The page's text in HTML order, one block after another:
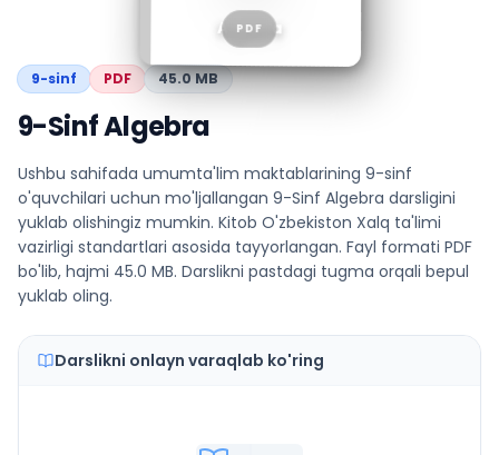
Algebra
PDF
9-sinf PDF 45.0 MB
9-Sinf Algebra
Ushbu sahifada umumta'lim maktablarining 9-sinf
o'quvchilari uchun mo'ljallangan 9-Sinf Algebra darsligini
yuklab olishingiz mumkin. Kitob O'zbekiston Xalq ta'limi
vazirligi standartlari asosida tayyorlangan. Fayl formati PDF
bo'lib, hajmi 45.0 MB. Darslikni pastdagi tugma orqali bepul
yuklab oling.
Darslikni onlayn varaqlab ko'ring